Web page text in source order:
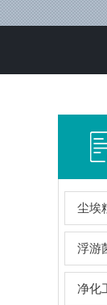
尘埃
浮游
净化